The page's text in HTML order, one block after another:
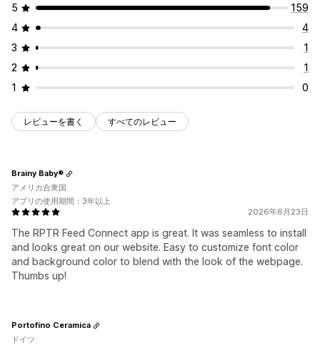
5
159
4
4
3
1
2
1
1
0
レビューを書く すべてのレビュー
2026年6月23日
The RPTR Feed Connect app is great. It was seamless to install
and looks great on our website. Easy to customize font color
and background color to blend with the look of the webpage.
Thumbs up!
Brainy Baby®
アメリカ合衆国
アプリの使用期間：3年以上
Portofino Ceramica
ドイツ